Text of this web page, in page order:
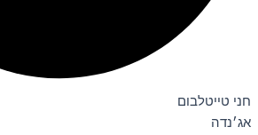
חני טייטלבום
אג׳נדה